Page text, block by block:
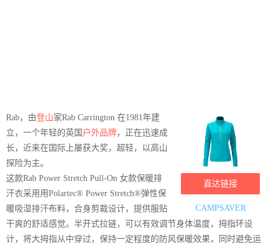
直达链接
CAMPSAVER
Rab，由登山家Rab Carrington 在1981年建
立，一个年轻的英国 户外品牌，正在迅速成
长，近来在国际上屡获大奖，超轻，以高山
探险为主。
这款Rab Power Stretch Pull-On 女款保暖排
汗衣采用用Polartec® Power Stretch®弹性保
暖吸湿排汗布料，合身剪裁设计，提供服贴
干爽的舒适感觉。半开式拉链，可以有效调节身体温度，拇指环设
计，将大拇指从中穿过，保持一定程度的防风保暖效果，同时避免运